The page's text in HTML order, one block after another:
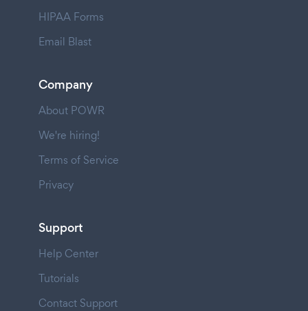
HIPAA Forms
Email Blast
Company
About POWR
We're hiring!
Terms of Service
Privacy
Support
Help Center
Tutorials
Contact Support